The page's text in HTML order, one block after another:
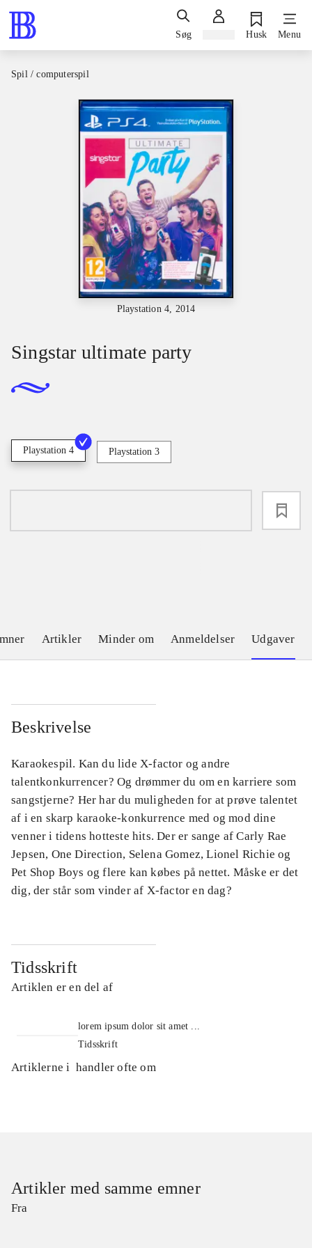
Søg Husk Menu
Spil / computerspil
Playstation 4, 2014
Singstar ultimate party
Playstation 4 Playstation 3
Artikler Minder om Anmeldelser Udgaver
Beskrivelse
Karaokespil. Kan du lide X-factor og andre
talentkonkurrencer? Og drømmer du om en karriere som
sangstjerne? Her har du muligheden for at prøve talentet
af i en skarp karaoke-konkurrence med og mod dine
venner i tidens hotteste hits. Der er sange af Carly Rae
Jepsen, One Direction, Selena Gomez, Lionel Richie og
Pet Shop Boys og flere kan købes på nettet. Måske er det
dig, der står som vinder af X-factor en dag?
Tidsskrift
Artiklen er en del af
lorem ipsum dolor sit amet ...
Tidsskrift
Artiklerne i handler ofte om
Artikler med samme emner
Fra